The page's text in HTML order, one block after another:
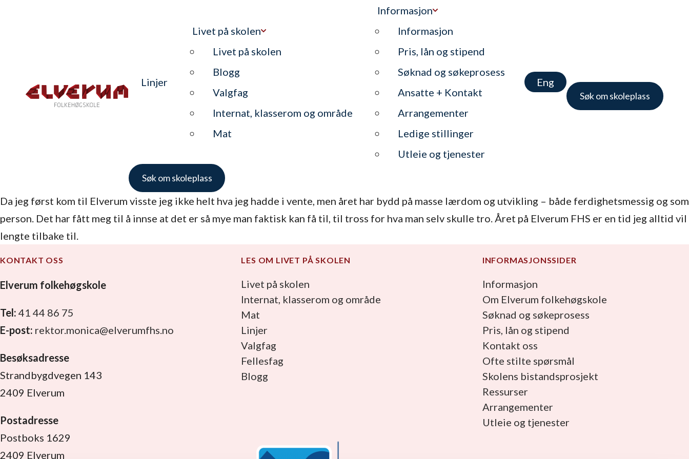
Linjer
Livet på skolen
Livet på skolen
Blogg
Valgfag
Internat, klasserom og område
Mat
Informasjon
Informasjon
Pris, lån og stipend
Søknad og søkeprosess
Ansatte + Kontakt
Arrangementer
Ledige stillinger
Utleie og tjenester
Eng
Søk om skoleplass
Søk om skoleplass
Da jeg først kom til Elverum visste jeg ikke helt hva jeg hadde i vente, men året har bydd på masse lærdom og utvikling – både ferdighetsmessig og som
person. Det har fått meg til å innse at det er så mye man faktisk kan få til, til tross for hva man selv skulle tro. Året på Elverum FHS er en tid jeg alltid vil
lengte tilbake til.
KONTAKT OSS
Elverum folkehøgskole
Tel: 41 44 86 75
E-post: rektor.monica@elverumfhs.no
Besøksadresse
Strandbygdvegen 143
2409 Elverum
Postadresse
Postboks 1629
2409 Elverum
LES OM LIVET PÅ SKOLEN
Livet på skolen
Internat, klasserom og område
Mat
Linjer
Valgfag
Fellesfag
Blogg
INFORMASJONSSIDER
Informasjon
Om Elverum folkehøgskole
Søknad og søkeprosess
Pris, lån og stipend
Kontakt oss
Ofte stilte spørsmål
Skolens bistandsprosjekt
Ressurser
Arrangementer
Utleie og tjenester